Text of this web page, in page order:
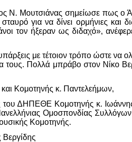
Ν. Μουτσιάνας σημείωσε πως ο
για να δίνει ορμήνιες και
τον ήξεραν ως διδαχό»,
με τέτοιον τρόπο ώστε να
Πολλά μπράβο στον Νίκο
Κομοτηνής κ. Παντελεήμων,
ΔΗΠΕΘΕ Κομοτηνής κ.
Ομοσπονδίας
Κομοτηνής.